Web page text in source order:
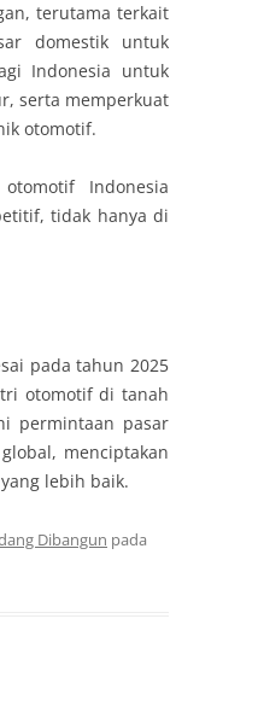
terutama terkait
domestik untuk
Indonesia untuk
serta memperkuat
otomotif.
Indonesia
tidak hanya di
pada tahun 2025
otomotif di tanah
permintaan pasar
menciptakan
lebih baik.
Dibangun pada